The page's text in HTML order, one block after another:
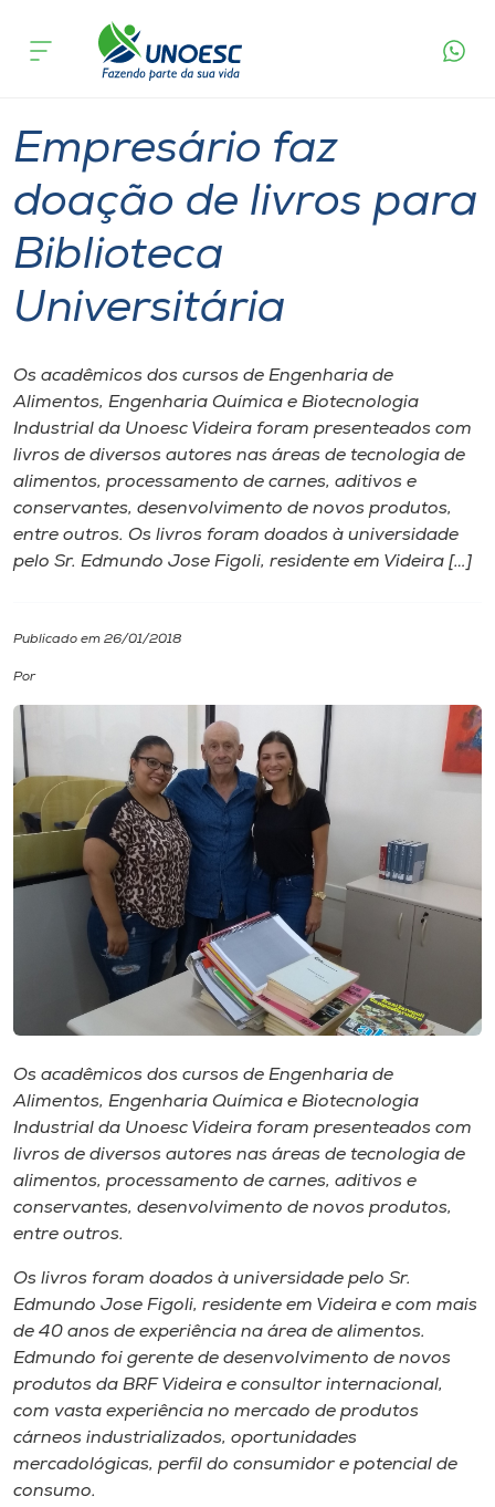
Cursos
Pesquisa
Atendimento ao Estudante
Portal de Ensino
A
Internacionalização
I.nova
Cultura
CPA
Biblioteca
Editora
Unoesc
Store
Selecione
acontece
Empresário faz
doação de livros para
Biblioteca
Universitária
Os acadêmicos dos cursos de Engenharia de
Alimentos, Engenharia Química e Biotecnologia
Industrial da Unoesc Videira foram presenteados com
livros de diversos autores nas áreas de tecnologia de
alimentos, processamento de carnes, aditivos e
conservantes, desenvolvimento de novos produtos,
entre outros. Os livros foram doados à universidade
pelo Sr. Edmundo Jose Figoli, residente em Videira […]
Publicado em 26/01/2018
Por
Os acadêmicos dos cursos de Engenharia de
Alimentos, Engenharia Química e Biotecnologia
Industrial da Unoesc Videira foram presenteados com
livros de diversos autores nas áreas de tecnologia de
alimentos, processamento de carnes, aditivos e
conservantes, desenvolvimento de novos produtos,
entre outros.
Os livros foram doados à universidade pelo Sr.
Edmundo Jose Figoli, residente em Videira e com mais
de 40 anos de experiência na área de alimentos.
Edmundo foi gerente de desenvolvimento de novos
produtos da BRF Videira e consultor ​internacional, ​
com vasta experiência no mercado de produtos
cárneos industrializados, oportunidades
mercadológicas, perfil do consumidor e potencial de
consumo.